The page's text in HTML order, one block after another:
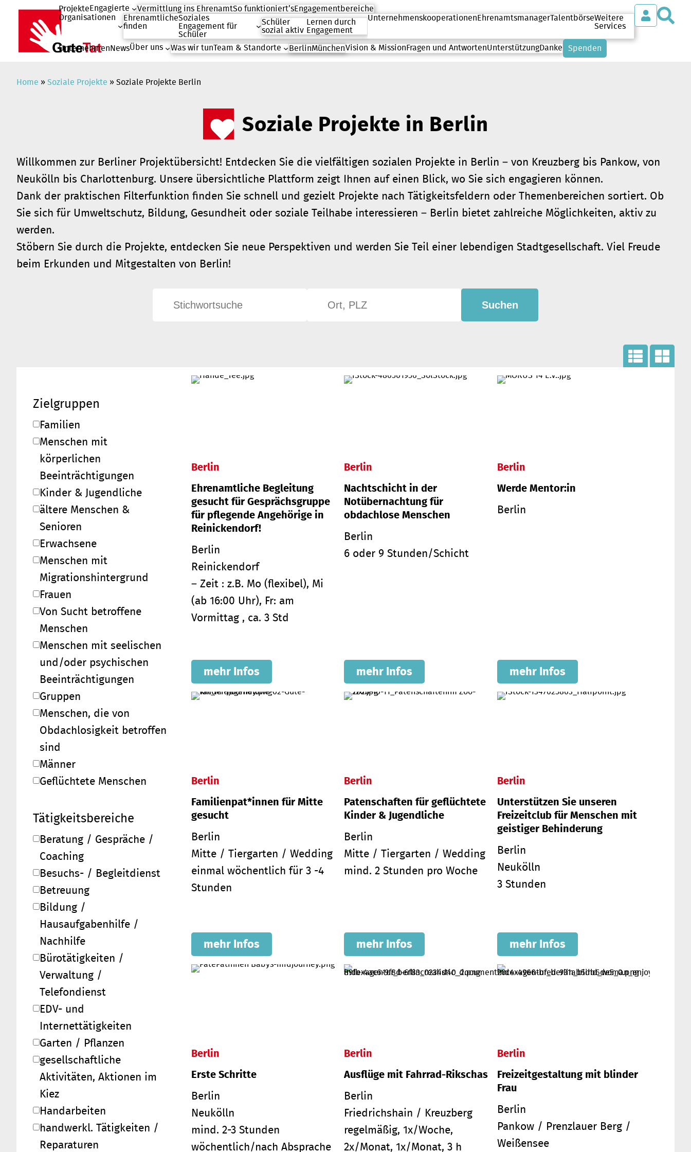
springen
Projekte Engagierte Vermittlung ins EhrenamtSo funktioniert’sEngagementbereiche
Organisationen
Ehrenamtliche
finden
Soziales
Engagement für
Schüler
Schüler
sozial aktiv
Lernen durch
Engagement
Unternehmenskooperationen EhrenamtsmanagerTalentbörseWeitere
Services
UnternehmenNewsÜber uns Was wir tunTeam & Standorte BerlinMünchenVision & Mission Fragen und AntwortenUnterstützungDanke Spenden
Home » Soziale Projekte » Soziale Projekte Berlin
Soziale Projekte in Berlin
Willkommen zur Berliner Projektübersicht! Entdecken Sie die vielfältigen sozialen Projekte in Berlin – von Kreuzberg bis Pankow, von
Neukölln bis Charlottenburg. Unsere übersichtliche Plattform zeigt Ihnen auf einen Blick, wo Sie sich engagieren können.
Dank der praktischen Filterfunktion finden Sie schnell und gezielt Projekte nach Tätigkeitsfeldern oder Themenbereichen sortiert. Ob
Sie sich für Umweltschutz, Bildung, Gesundheit oder soziale Teilhabe interessieren – Berlin bietet zahlreiche Möglichkeiten, aktiv zu
werden.
Stöbern Sie durch die Projekte, entdecken Sie neue Perspektiven und werden Sie Teil einer lebendigen Stadtgesellschaft. Viel Freude
beim Erkunden und Mitgestalten von Berlin!
Liste
nan
Kac
hela
Zielgruppen
Familien
Menschen mit
körperlichen
Beeinträchtigungen
Kinder & Jugendliche
ältere Menschen &
Senioren
Erwachsene
Menschen mit
Migrationshintergrund
Frauen
Von Sucht betroffene
Menschen
Menschen mit seelischen
und/oder psychischen
Beeinträchtigungen
Gruppen
Menschen, die von
Obdachlosigkeit betroffen
sind
Männer
Geflüchtete Menschen
Tätigkeitsbereiche
Beratung / Gespräche /
Coaching
Besuchs- / Begleitdienst
Betreuung
Bildung /
Hausaufgabenhilfe /
Nachhilfe
Bürotätigkeiten /
Verwaltung /
Telefondienst
EDV- und
Internettätigkeiten
Garten / Pflanzen
gesellschaftliche
Aktivitäten, Aktionen im
Kiez
Handarbeiten
handwerkl. Tätigkeiten /
Reparaturen
Berlin
Ehrenamtliche Begleitung
gesucht für Gesprächsgruppe
für pflegende Angehörige in
Reinickendorf!
Berlin
Reinickendorf
– Zeit : z.B. Mo (flexibel), Mi
(ab 16:00 Uhr), Fr: am
Vormittag , ca. 3 Std
mehr Infos
Berlin
Nachtschicht in der
Notübernachtung für
obdachlose Menschen
Berlin
6 oder 9 Stunden/Schicht
mehr Infos
Berlin
Werde Mentor:in
Berlin
mehr Infos
Berlin
Familienpat*innen für Mitte
gesucht
Berlin
Mitte / Tiergarten / Wedding
einmal wöchentlich für 3 -4
Stunden
mehr Infos
Berlin
Patenschaften für geflüchtete
Kinder & Jugendliche
Berlin
Mitte / Tiergarten / Wedding
mind. 2 Stunden pro Woche
mehr Infos
Berlin
Unterstützen Sie unseren
Freizeitclub für Menschen mit
geistiger Behinderung
Berlin
Neukölln
3 Stunden
mehr Infos
Berlin
Erste Schritte
Berlin
Neukölln
mind. 2-3 Stunden
wöchentlich/nach Absprache
Berlin
Ausflüge mit Fahrrad-Rikschas
Berlin
Friedrichshain / Kreuzberg
regelmäßig, 1x/Woche,
2x/Monat, 1x/Monat, 3 h
Berlin
Freizeitgestaltung mit blinder
Frau
Berlin
Pankow / Prenzlauer Berg /
Weißensee